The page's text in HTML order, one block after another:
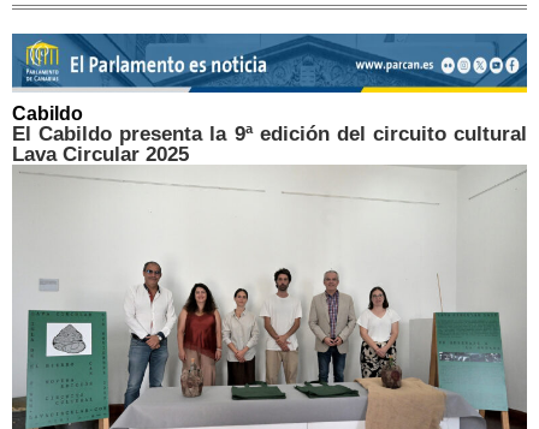
Cabildo
El Cabildo presenta la 9ª edición del circuito cultural
Lava Circular 2025